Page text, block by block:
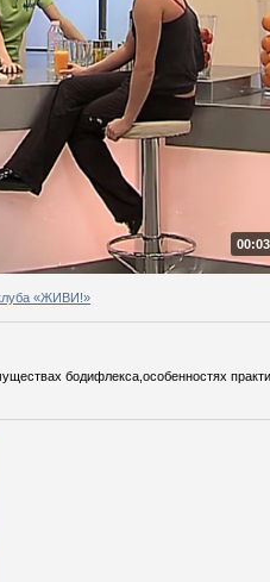
«ЖИВИ!»
бодифлекса,особенностях